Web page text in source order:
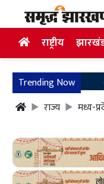
राष्ट्रीय
Trending Now
राज्य
मध्य-